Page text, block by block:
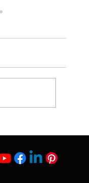
yanak inceltme
bir yöntemdir